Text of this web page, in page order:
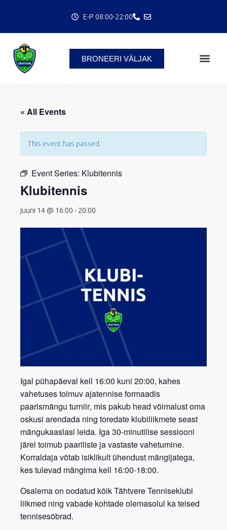
E-P 08:00-22:00
BRONEERI VÄLJAK
« All Events
This event has passed.
Event Series: Klubitennis
Klubitennis
juuni 14 @ 16:00 - 20:00
Igal pühapäeval kell 16:00 kuni 20:00, kahes
vahetuses toimuv ajatennise formaadis
paarismängu turniir, mis pakub head võimalust oma
oskusi arendada ning toredate klubiliikmete seast
mängukaaslasi leida. Iga 30-minutilise sessiooni
järel toimub paariliste ja vastaste vahetumine.
Korraldaja võtab isiklikult ühendust mängijatega,
kes tulevad mängima kell 16:00-18:00.
Osalema on oodatud kõikTähtvere Tenniseklubi
liikmed ning vabade kohtade olemasolul ka teised
tennisesõbrad.